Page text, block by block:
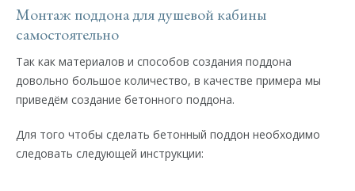
Монтаж поддона для душевой кабины
самостоятельно
Так как материалов и способов создания поддона
довольно большое количество, в качестве примера мы
приведём создание бетонного поддона.
Для того чтобы сделать бетонный поддон необходимо
следовать следующей инструкции: